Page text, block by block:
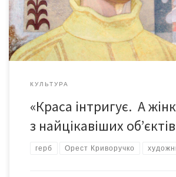
1968, гратографія. Регіна. Ранок (ескіз
темпера. Ескізи скульптури: […]
КУЛЬТУРА
«Краса інтригує. А
з найцікавіших
герб Орест Криворучко